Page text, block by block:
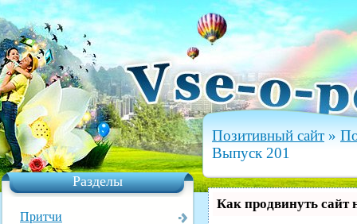
Разделы
Притчи
Позитивный сайт »
Выпуск 201
Как продвинуть сайт